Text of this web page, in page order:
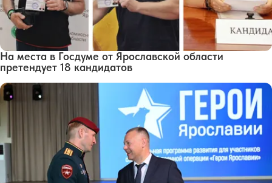
На места в Госдуме от Ярославской области
претендует 18 кандидатов